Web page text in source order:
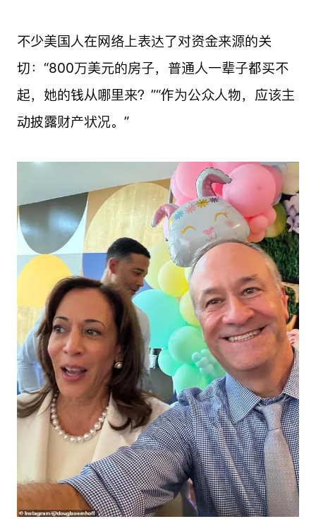
不少美国人在网络上表达了对资金来源的关
切：“800万美元的房子，普通人一辈子都买不
起，她的钱从哪里来？”“作为公众人物，应该主
动披露财产状况。”